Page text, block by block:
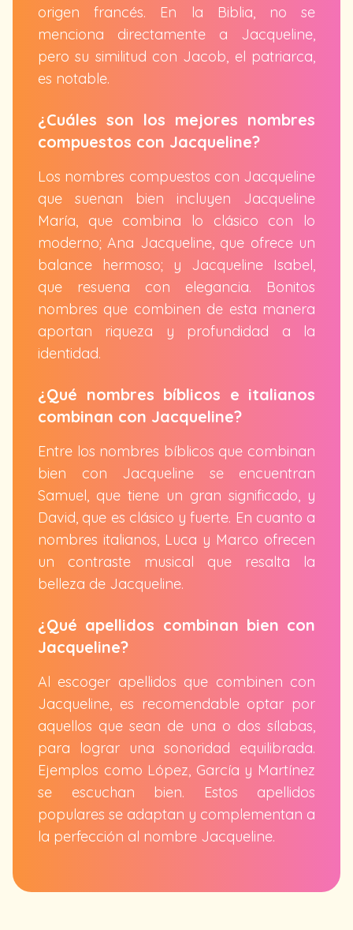
origen francés. En la Biblia, no se
menciona directamente a Jacqueline,
pero su similitud con Jacob, el patriarca,
es notable.
¿Cuáles son los mejores nombres
compuestos con Jacqueline?
Los nombres compuestos con Jacqueline
que suenan bien incluyen Jacqueline
María, que combina lo clásico con lo
moderno; Ana Jacqueline, que ofrece un
balance hermoso; y Jacqueline Isabel,
que resuena con elegancia. Bonitos
nombres que combinen de esta manera
aportan riqueza y profundidad a la
identidad.
¿Qué nombres bíblicos e italianos
combinan con Jacqueline?
Entre los nombres bíblicos que combinan
bien con Jacqueline se encuentran
Samuel, que tiene un gran significado, y
David, que es clásico y fuerte. En cuanto a
nombres italianos, Luca y Marco ofrecen
un contraste musical que resalta la
belleza de Jacqueline.
¿Qué apellidos combinan bien con
Jacqueline?
Al escoger apellidos que combinen con
Jacqueline, es recomendable optar por
aquellos que sean de una o dos sílabas,
para lograr una sonoridad equilibrada.
Ejemplos como López, García y Martínez
se escuchan bien. Estos apellidos
populares se adaptan y complementan a
la perfección al nombre Jacqueline.